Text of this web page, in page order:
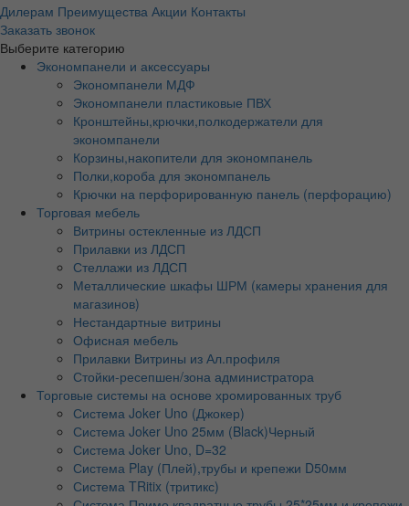
Дилерам Преимущества Акции Контакты
Заказать звонок
Выберите категорию
Экономпанели и аксессуары
Экономпанели МДФ
Экономпанели пластиковые ПВХ
Кронштейны,крючки,полкодержатели для
экономпанели
Корзины,накопители для экономпанель
Полки,короба для экономпанель
Крючки на перфорированную панель (перфорацию)
Торговая мебель
Витрины остекленные из ЛДСП
Прилавки из ЛДСП
Стеллажи из ЛДСП
Металлические шкафы ШРМ (камеры хранения для
магазинов)
Нестандартные витрины
Офисная мебель
Прилавки Витрины из Ал.профиля
Стойки-ресепшен/зона администратора
Торговые системы на основе хромированных труб
Система Joker Uno (Джокер)
Система Joker Uno 25мм (Black)Черный
Система Joker Uno, D=32
Система Play (Плей),трубы и крепежи D50мм
Система TRitix (тритикс)